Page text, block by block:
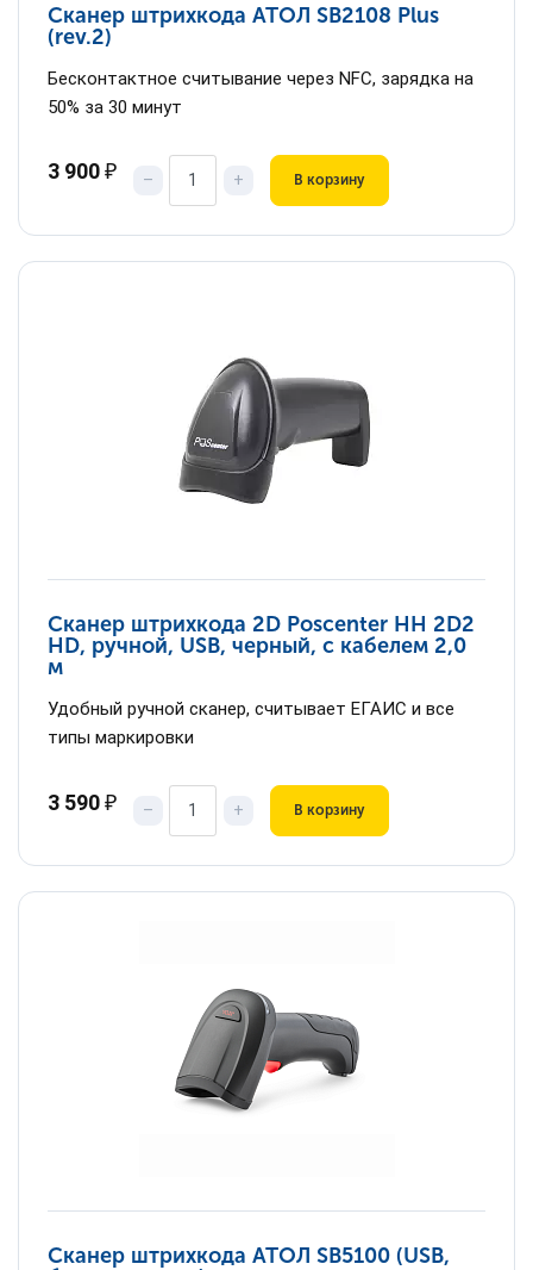
Сканер штрихкода АТОЛ SB2108 Plus
(rev.2)
Бесконтактное считывание через NFC, зарядка на
50% за 30 минут
3 900₽ – + В корзину
Сканер штрихкода 2D Poscenter HH 2D2
HD, ручной, USB, черный, с кабелем 2,0
м
Удобный ручной сканер, считывает ЕГАИС и все
типы маркировки
3 590₽ – + В корзину
Сканер штрихкода АТОЛ SB5100 (USB,